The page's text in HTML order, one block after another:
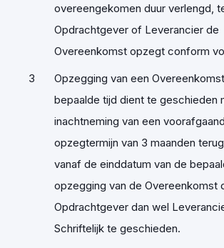
overeengekomen duur verlengd,
Opdrachtgever of Leverancier de
Overeenkomst opzegt conform
Opzegging van een
bepaalde tijd dient te geschieden
inachtneming van een
opzegtermijn van 3 maanden
vanaf de einddatum van de
opzegging van de Overeenkomst
Opdrachtgever dan wel
Schriftelijk te geschieden.